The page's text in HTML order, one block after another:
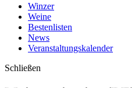
Winzer
Weine
Bestenlisten
News
Veranstaltungskalender
Schließen